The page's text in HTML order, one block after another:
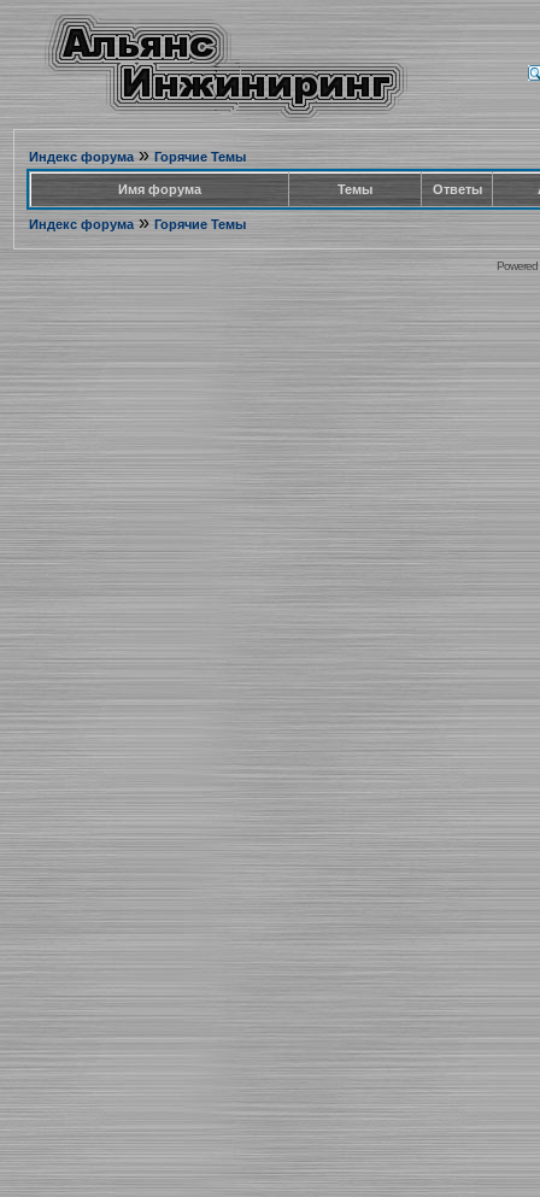
Индекс форума» Горячие Темы
Имя форума Темы Ответы
Индекс форума» Горячие Темы